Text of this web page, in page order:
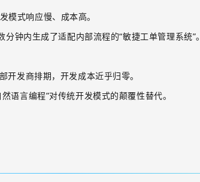
模式响应慢、成本高。
钟内生成了适配内部流程的“敏捷工单管理系统”。
开发商排期，开发成本近乎归零。
语言编程”对传统开发模式的颠覆性替代。